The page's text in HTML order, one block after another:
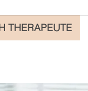
THERAPEUTE